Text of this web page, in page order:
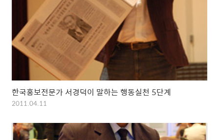
한국홍보전문가 서경덕이 말하는 행동실천 5단계
2011.04.11